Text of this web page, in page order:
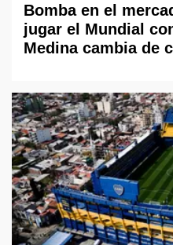
Bomba en el
jugar el Mundial
Medina cambia de